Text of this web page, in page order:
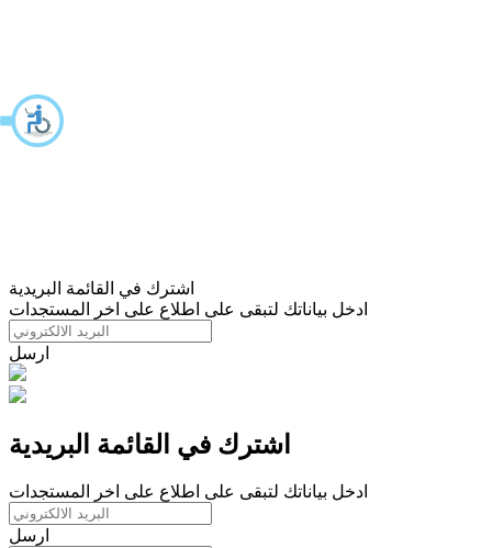
اشترك في القائمة البريدية
ادخل بياناتك لتبقى على اطلاع على اخر المستجدات
ارسل
اشترك في القائمة البريدية
ادخل بياناتك لتبقى على اطلاع على اخر المستجدات
ارسل